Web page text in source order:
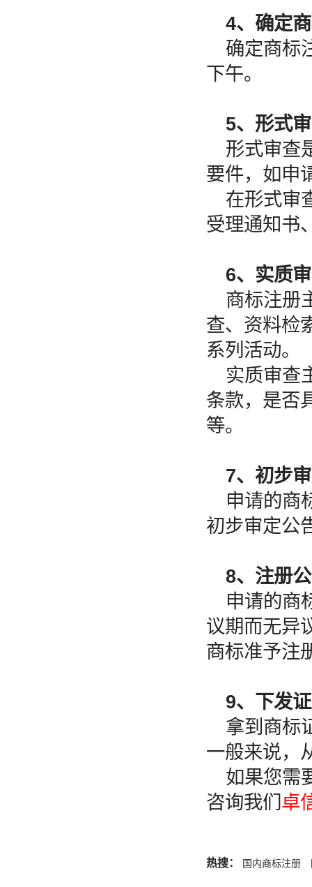
4、确定
确定商标
下午。
5、形式
形式审查
要件，如申
在形式审
受理通知书
6、实质
商标注册
查、资料检
系列活动。
实质审查
条款，是否
等。
7、初步
申请的商
初步审定公
8、注册
申请的商
议期而无异
商标准予注
9、下发
拿到商标
一般来说，
如果您需
咨询我们卓
热搜： 国内商标注册